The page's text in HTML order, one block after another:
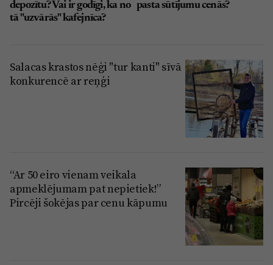
depozītu? Vai ir godīgi, ka no
tā "uzvārās" kafejnīca?
pasta sūtījumu cenās?
Salacas krastos nēģi "tur kanti" sīvā
konkurencē ar reņģi
“Ar 50 eiro vienam veikala
apmeklējumam pat nepietiek!”
Pircēji šokējas par cenu kāpumu